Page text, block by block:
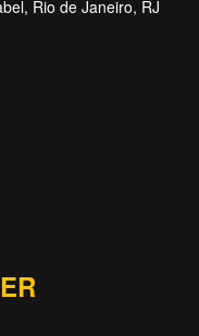
Rio de Janeiro, RJ